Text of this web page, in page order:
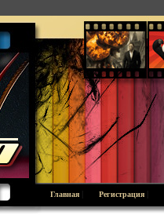
Главная Регистрация